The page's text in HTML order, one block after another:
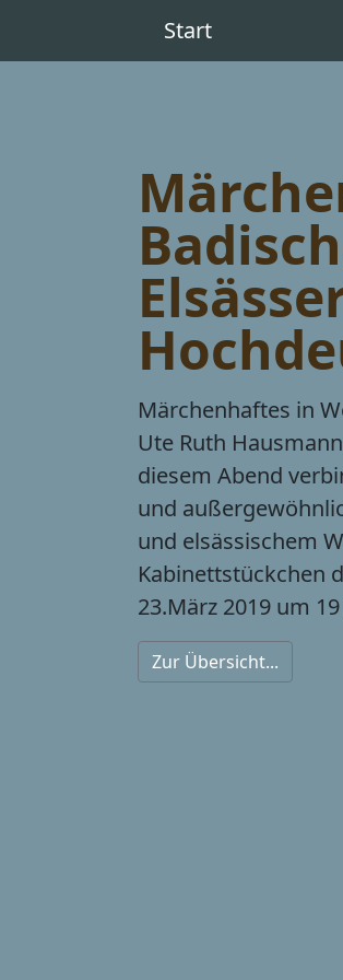
Start
Märchenhaftes in
Ute Ruth
diesem Abend
und
und elsässischem
Kabinettstückchen
23.März 2019 um
Zur Übersicht...